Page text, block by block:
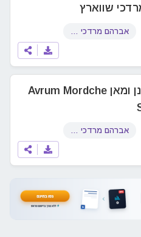
שווארץ
אברהם מרדכי שוורץ
אברהם מרדכי שוורץ - מנן ומאן Avrum Mordche
אברהם מרדכי שוורץ